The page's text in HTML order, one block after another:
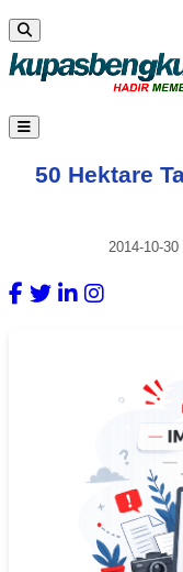
50 Hektare
2014-10-30|